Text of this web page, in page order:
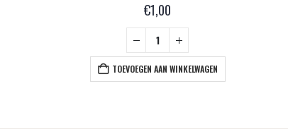
€1,00
TOEVOEGEN AAN WINKELWAGEN